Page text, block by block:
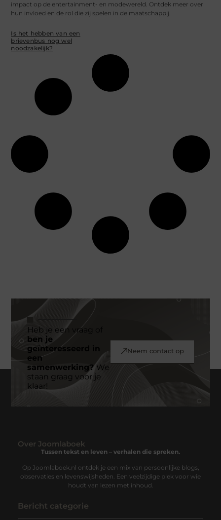
impact op de entertainment- en modewereld. Ontdek meer over
hun invloed en de rol die zij spelen in de maatschappij.
Is het hebben van een
brievenbus nog wel
noodzakelijk?
Heb je een vraag of
ben je
geïnteresseerd in
een
samenwerking?We
staan graag voor je
klaar!
Neem contact op
Over Joomlaboek
Tussen tekst en leven – verhalen die spreken.
Op Joomlaboek.nl ontdek je een mix van persoonlijke blogs,
observaties en levenswijsheden. Een veelzijdige plek voor wie
houdt van lezen met inhoud.
Bericht categorie